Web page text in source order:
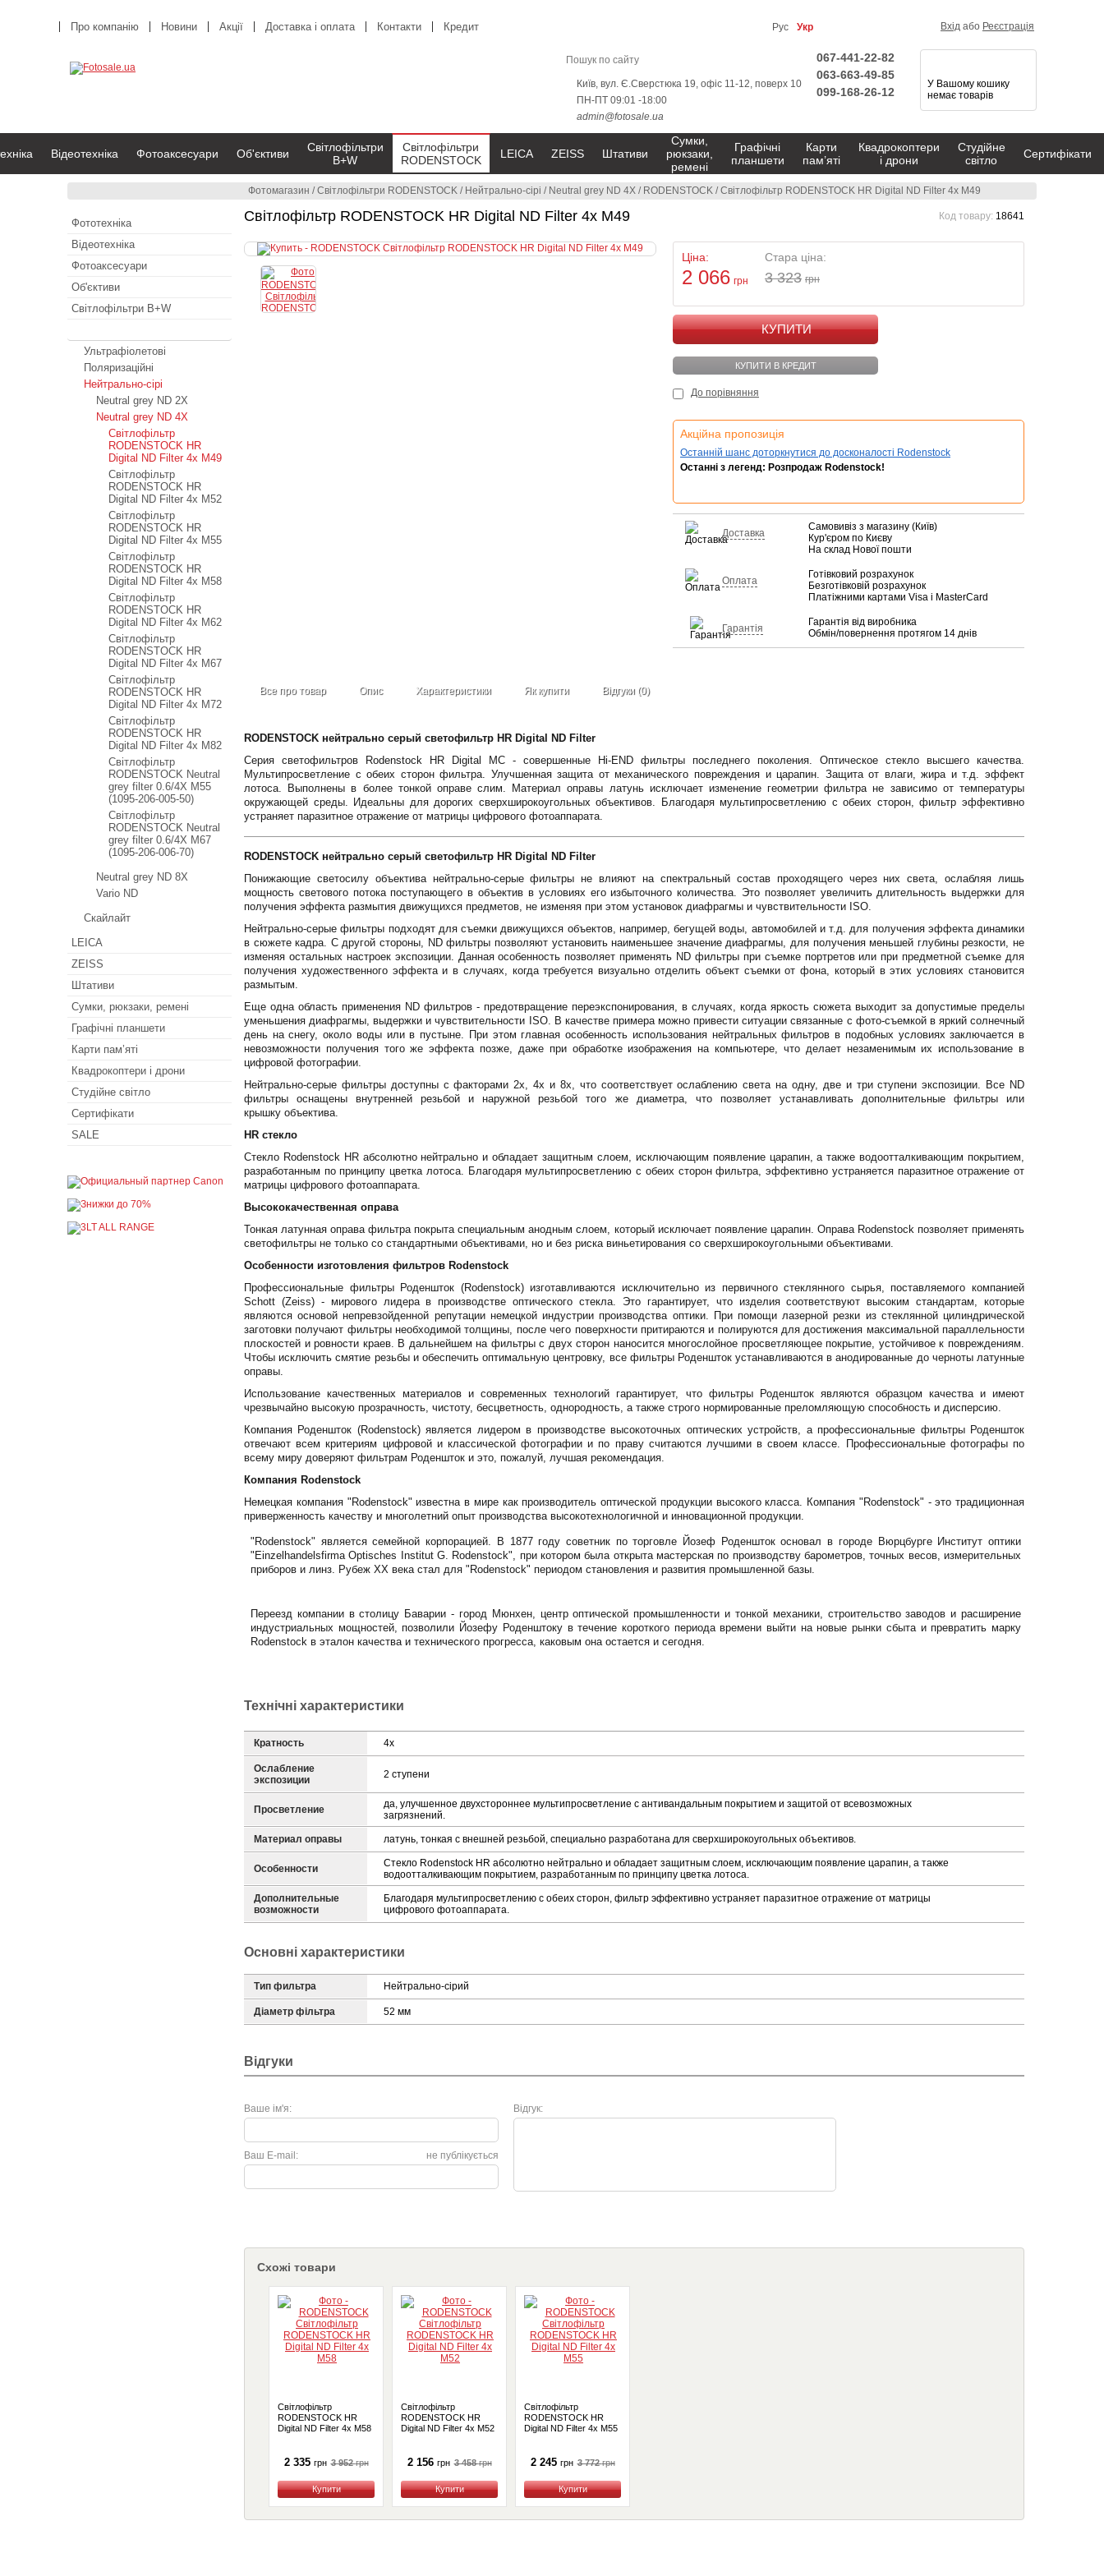
Фотомагазин /Світлофільтри RODENSTOCK / Нейтрально-сірі / Neutral grey ND 4X / RODENSTOCK /Світлофільтр RODENSTOCK HR Digital ND Filter 4x M49
Світлофільтр RODENSTOCK HR Digital ND Filter 4x M49 Код товару: 18641
Ціна:
2 066 грн
Стара ціна:
3 323 грн
КУПИТИ
КУПИТИ В КРЕДИТ
До порівняння
Акційна пропозиція
Останній шанс доторкнутися до досконалості Rodenstock
Останні з легенд: Розпродаж Rodenstock!
Доставка
Самовивіз з магазину (Київ)
Кур'єром по Києву
На склад Нової пошти
Оплата
Готівковий розрахунок
Безготівковій розрахунок
Платіжними картами Visa і MasterCard
Гарантія
Гарантія від виробника
Обмін/повернення протягом 14 днів
Все про товар Опис Характеристики Як купити Відгуки (0)
RODENSTOCK нейтрально серый светофильтр HR Digital ND Filter
Серия светофильтров Rodenstock HR Digital MC - совершенные Hi-END фильтры последнего поколения. Оптическое стекло высшего качества.
Мультипросветление с обеих сторон фильтра. Улучшенная защита от механического повреждения и царапин. Защита от влаги, жира и т.д. эффект
лотоса. Выполнены в более тонкой оправе слим. Материал оправы латунь исключает изменение геометрии фильтра не зависимо от температуры
окружающей среды. Идеальны для дорогих сверхширокоугольных объективов. Благодаря мультипросветлению с обеих сторон, фильтр эффективно
устраняет паразитное отражение от матрицы цифрового фотоаппарата.
RODENSTOCK нейтрально серый светофильтр HR Digital ND Filter
Понижающие светосилу объектива нейтрально-серые фильтры не влияют на спектральный состав проходящего через них света, ослабляя лишь
мощность светового потока поступающего в объектив в условиях его избыточного количества. Это позволяет увеличить длительность выдержки для
получения эффекта размытия движущихся предметов, не изменяя при этом установок диафрагмы и чувствительности ISO.
Нейтрально-серые фильтры подходят для съемки движущихся объектов, например, бегущей воды, автомобилей и т.д. для получения эффекта динамики
в сюжете кадра. С другой стороны, ND фильтры позволяют установить наименьшее значение диафрагмы, для получения меньшей глубины резкости, не
изменяя остальных настроек экспозиции. Данная особенность позволяет применять ND фильтры при съемке портретов или при предметной съемке для
получения художественного эффекта и в случаях, когда требуется визуально отделить объект съемки от фона, который в этих условиях становится
размытым.
Еще одна область применения ND фильтров - предотвращение переэкспонирования, в случаях, когда яркость сюжета выходит за допустимые пределы
уменьшения диафрагмы, выдержки и чувствительности ISO. В качестве примера можно привести ситуации связанные с фото-съемкой в яркий солнечный
день на снегу, около воды или в пустыне. При этом главная особенность использования нейтральных фильтров в подобных условиях заключается в
невозможности получения того же эффекта позже, даже при обработке изображения на компьютере, что делает незаменимым их использование в
цифровой фотографии.
Нейтрально-серые фильтры доступны с факторами 2x, 4x и 8x, что соответствует ослаблению света на одну, две и три ступени экспозиции. Все ND
фильтры оснащены внутренней резьбой и наружной резьбой того же диаметра, что позволяет устанавливать дополнительные фильтры или
крышку объектива.
HR стекло
Стекло Rodenstock HR абсолютно нейтрально и обладает защитным слоем, исключающим появление царапин, а также водоотталкивающим покрытием,
разработанным по принципу цветка лотоса. Благодаря мультипросветлению с обеих сторон фильтра, эффективно устраняется паразитное отражение от
матрицы цифрового фотоаппарата.
Высококачественная оправа
Тонкая латунная оправа фильтра покрыта специальным анодным слоем, который исключает появление царапин. Оправа Rodenstock позволяет применять
светофильтры не только со стандартными объективами, но и без риска виньетирования со сверхширокоугольными объективами.
Особенности изготовления фильтров Rodenstock
Профессиональные фильтры Роденшток (Rodenstock) изготавливаются исключительно из первичного стеклянного сырья, поставляемого компанией
Schott (Zeiss) - мирового лидера в производстве оптического стекла. Это гарантирует, что изделия соответствуют высоким стандартам, которые
являются основой непревзойденной репутации немецкой индустрии производства оптики. При помощи лазерной резки из стеклянной цилиндрической
заготовки получают фильтры необходимой толщины, после чего поверхности притираются и полируются для достижения максимальной параллельности
плоскостей и ровности краев. В дальнейшем на фильтры с двух сторон наносится многослойное просветляющее покрытие, устойчивое к повреждениям.
Чтобы исключить смятие резьбы и обеспечить оптимальную центровку, все фильтры Роденшток устанавливаются в анодированные до черноты латунные
оправы.
Использование качественных материалов и современных технологий гарантирует, что фильтры Роденшток являются образцом качества и имеют
чрезвычайно высокую прозрачность, чистоту, бесцветность, однородность, а также строго нормированные преломляющую способность и дисперсию.
Компания Роденшток (Rodenstock) является лидером в производстве высокоточных оптических устройств, а профессиональные фильтры Роденшток
отвечают всем критериям цифровой и классической фотографии и по праву считаются лучшими в своем классе. Профессиональные фотографы по
всему миру доверяют фильтрам Роденшток и это, пожалуй, лучшая рекомендация.
Компания Rodenstock
Немецкая компания "Rodenstock" известна в мире как производитель оптической продукции высокого класса. Компания "Rodenstock" - это традиционная
приверженность качеству и многолетний опыт производства высокотехнологичной и инновационной продукции.
"Rodenstock" является семейной корпорацией. В 1877 году советник по торговле Йозеф Роденшток основал в городе Вюрцбурге Институт оптики
"Einzelhandelsfirma Optisches Institut G. Rodenstock", при котором была открыта мастерская по производству барометров, точных весов, измерительных
приборов и линз. Рубеж XX века стал для "Rodenstock" периодом становления и развития промышленной базы.
Переезд компании в столицу Баварии - город Мюнхен, центр оптической промышленности и тонкой механики, строительство заводов и расширение
индустриальных мощностей, позволили Йозефу Роденштоку в течение короткого периода времени выйти на новые рынки сбыта и превратить марку
Rodenstock в эталон качества и технического прогресса, каковым она остается и сегодня.
Технічні характеристики
Кратность 4х
Ослабление
экспозиции
2 ступени
Просветление
да, улучшенное двухстороннее мультипросветление с антивандальным покрытием и защитой от всевозможных
загрязнений.
Материал оправы латунь, тонкая с внешней резьбой, специально разработана для сверхширокоугольных объективов.
Особенности
Стекло Rodenstock HR абсолютно нейтрально и обладает защитным слоем, исключающим появление царапин, а также
водоотталкивающим покрытием, разработанным по принципу цветка лотоса.
Дополнительные
возможности
Благодаря мультипросветлению с обеих сторон, фильтр эффективно устраняет паразитное отражение от матрицы
цифрового фотоаппарата.
Основні характеристики
Тип фильтра Нейтрально-сірий
Діаметр фільтра 52 мм
Відгуки
Ваше ім'я: Відгук:
не публікується
Ваш E-mail:
Схожі товари
Світлофільтр
RODENSTOCK HR
Digital ND Filter 4x M58
2 335 грн 3 952грн
Купити
Світлофільтр
RODENSTOCK HR
Digital ND Filter 4x M52
2 156 грн 3 458грн
Купити
Світлофільтр
RODENSTOCK HR
Digital ND Filter 4x M55
2 245 грн 3 772грн
Купити
Про компанію Новини Акції Доставка і оплата Контакти Кредит Рус Укр Вхідабо Реєстрація
Київ, вул. Є.Сверстюка 19, офіс 11-12, поверх 10
ПН-ПТ 09:01 -18:00
admin@fotosale.ua
067-441-22-82
063-663-49-85
099-168-26-12
У Вашому кошику
немає товарів
Відеотехніка Фотоаксесуари Об'єктиви
Світлофільтри
B+W
Світлофільтри
RODENSTOCK
LEICA ZEISS Штативи
Сумки,
рюкзаки,
ремені
Графічні
планшети
Карти
пам’яті
Квадрокоптери
і дрони
Студійне
світло
Сертифікати
Фототехніка
Відеотехніка
Фотоаксесуари
Об'єктиви
Світлофільтри B+W
Ультрафіолетові
Поляризаційні
Нейтрально-сірі
Neutral grey ND 2X
Neutral grey ND 4X
Світлофільтр
RODENSTOCK HR
Digital ND Filter 4x M49
Світлофільтр
RODENSTOCK HR
Digital ND Filter 4x M52
Світлофільтр
RODENSTOCK HR
Digital ND Filter 4x M55
Світлофільтр
RODENSTOCK HR
Digital ND Filter 4x M58
Світлофільтр
RODENSTOCK HR
Digital ND Filter 4x M62
Світлофільтр
RODENSTOCK HR
Digital ND Filter 4x M67
Світлофільтр
RODENSTOCK HR
Digital ND Filter 4x M72
Світлофільтр
RODENSTOCK HR
Digital ND Filter 4x M82
Світлофільтр
RODENSTOCK Neutral
grey filter 0.6/4X M55
(1095-206-005-50)
Світлофільтр
RODENSTOCK Neutral
grey filter 0.6/4X M67
(1095-206-006-70)
Neutral grey ND 8X
Vario ND
Скайлайт
LEICA
ZEISS
Штативи
Сумки, рюкзаки, ремені
Графічні планшети
Карти пам’яті
Квадрокоптери і дрони
Студійне світло
Сертифікати
SALE